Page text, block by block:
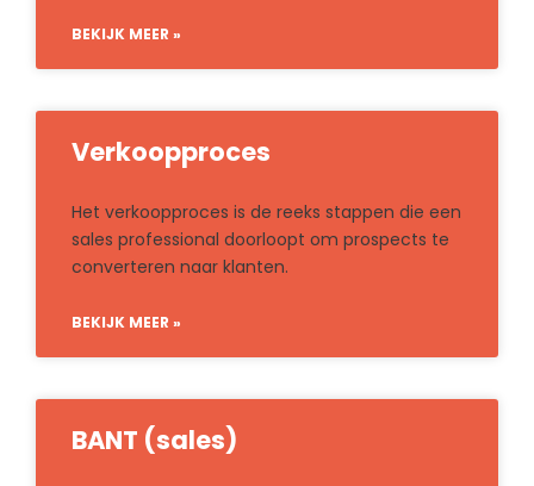
BEKIJK MEER »
Verkoopproces
Het verkoopproces is de reeks stappen die een
sales professional doorloopt om prospects te
converteren naar klanten.
BEKIJK MEER »
BANT (sales)